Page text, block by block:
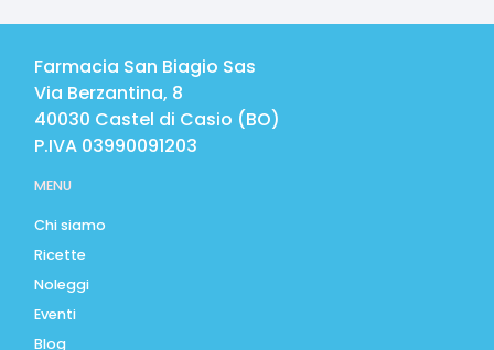
Farmacia San Biagio Sas
Via Berzantina, 8
40030 Castel di Casio (BO)
P.IVA 03990091203
MENU
Chi siamo
Ricette
Noleggi
Eventi
Blog